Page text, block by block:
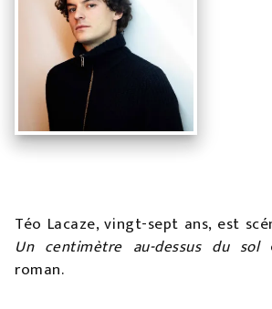
Téo Lacaze, vingt-sept ans, est
Un centimètre au-dessus du sol
roman.